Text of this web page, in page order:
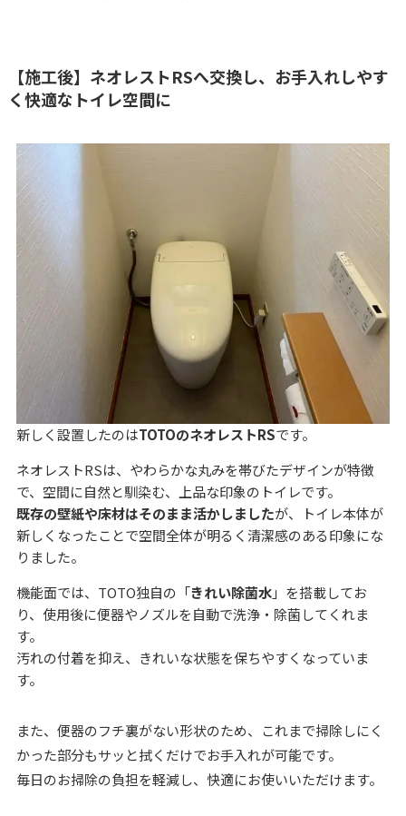
【施工後】ネオレストRSへ交換し、お手入れしやす
く快適なトイレ空間に
新しく設置したのはTOTOのネオレストRSです。
ネオレストRSは、やわらかな丸みを帯びたデザインが特徴
で、空間に自然と馴染む、上品な印象のトイレです。
既存の壁紙や床材はそのまま活かしましたが、トイレ本体が
新しくなったことで空間全体が明るく清潔感のある印象にな
りました。
機能面では、TOTO独自の「きれい除菌水」を搭載してお
り、使用後に便器やノズルを自動で洗浄・除菌してくれま
す。
汚れの付着を抑え、きれいな状態を保ちやすくなっていま
す。
また、便器のフチ裏がない形状のため、これまで掃除しにく
かった部分もサッと拭くだけでお手入れが可能です。
毎日のお掃除の負担を軽減し、快適にお使いいただけます。